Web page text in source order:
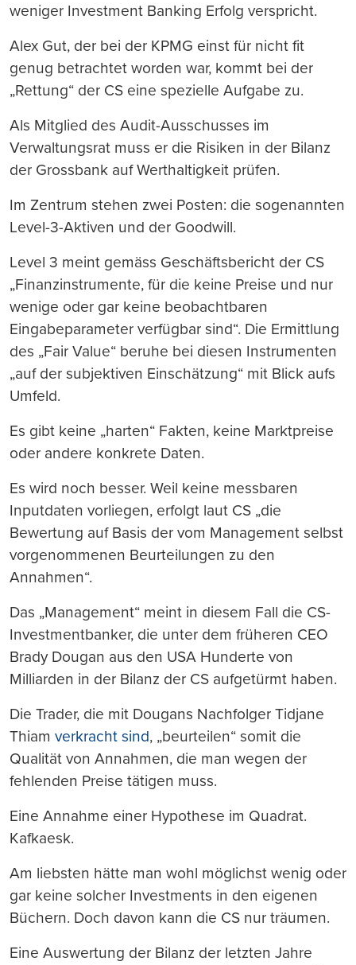
weniger Investment Banking Erfolg verspricht.
Alex Gut, der bei der KPMG einst für nicht fit
genug betrachtet worden war, kommt bei der
„Rettung“ der CS eine spezielle Aufgabe zu.
Als Mitglied des Audit-Ausschusses im
Verwaltungsrat muss er die Risiken in der Bilanz
der Grossbank auf Werthaltigkeit prüfen.
Im Zentrum stehen zwei Posten: die sogenannten
Level-3-Aktiven und der Goodwill.
Level 3 meint gemäss Geschäftsbericht der CS
„Finanzinstrumente, für die keine Preise und nur
wenige oder gar keine beobachtbaren
Eingabeparameter verfügbar sind“. Die Ermittlung
des „Fair Value“ beruhe bei diesen Instrumenten
„auf der subjektiven Einschätzung“ mit Blick aufs
Umfeld.
Es gibt keine „harten“ Fakten, keine Marktpreise
oder andere konkrete Daten.
Es wird noch besser. Weil keine messbaren
Inputdaten vorliegen, erfolgt laut CS „die
Bewertung auf Basis der vom Management selbst
vorgenommenen Beurteilungen zu den
Annahmen“.
Das „Management“ meint in diesem Fall die CS-
Investmentbanker, die unter dem früheren CEO
Brady Dougan aus den USA Hunderte von
Milliarden in der Bilanz der CS aufgetürmt haben.
Die Trader, die mit Dougans Nachfolger Tidjane
Thiam verkracht sind, „beurteilen“ somit die
Qualität von Annahmen, die man wegen der
fehlenden Preise tätigen muss.
Eine Annahme einer Hypothese im Quadrat.
Kafkaesk.
Am liebsten hätte man wohl möglichst wenig oder
gar keine solcher Investments in den eigenen
Büchern. Doch davon kann die CS nur träumen.
Eine Auswertung der Bilanz der letzten Jahre